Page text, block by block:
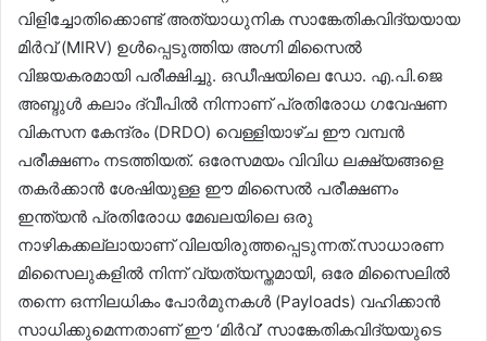
വിളിച്ചോതിക്കൊണ്ട് അത്യാധുനിക സാങ്കേതികവിദ്യയായ
മിർവ് (MIRV) ഉൾപ്പെടുത്തിയ അഗ്നി മിസൈൽ
വിജയകരമായി പരീക്ഷിച്ചു. ഒഡീഷയിലെ ഡോ. എ.പി.ജെ
അബ്ദുൾ കലാം ദ്വീപിൽ നിന്നാണ് പ്രതിരോധ ഗവേഷണ
വികസന കേന്ദ്രം (DRDO) വെള്ളിയാഴ്ച ഈ വമ്പൻ
പരീക്ഷണം നടത്തിയത്. ഒരേസമയം വിവിധ ലക്ഷ്യങ്ങളെ
തകർക്കാൻ ശേഷിയുള്ള ഈ മിസൈൽ പരീക്ഷണം
ഇന്ത്യൻ പ്രതിരോധ മേഖലയിലെ ഒരു
നാഴികക്കല്ലായാണ് വിലയിരുത്തപ്പെടുന്നത്.സാധാരണ
മിസൈലുകളിൽ നിന്ന് വ്യത്യസ്തമായി, ഒരേ മിസൈലിൽ
തന്നെ ഒന്നിലധികം പോർമുനകൾ (Payloads) വഹിക്കാൻ
സാധിക്കുമെന്നതാണ് ഈ ‘മിർവ്’ സാങ്കേതികവിദ്യയുടെ